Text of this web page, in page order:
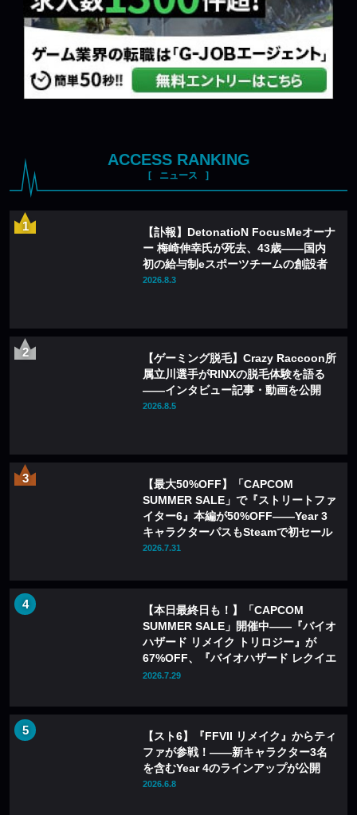
ACCESS RANKING
ニュース
【訃報】DetonatioN FocusMeオーナ
ー 梅崎伸幸氏が死去、43歳——国内
初の給与制eスポーツチームの創設者
2026.8.3
【ゲーミング脱毛】Crazy Raccoon所
属立川選手がRINXの脱毛体験を語る
——インタビュー記事・動画を公開
2026.8.5
【最大50%OFF】「CAPCOM
SUMMER SALE」で『ストリートファ
イター6』本編が50%OFF——Year 3
キャラクターパスもSteamで初セール
2026.7.31
【本日最終日も！】「CAPCOM
SUMMER SALE」開催中——『バイオ
ハザード リメイク トリロジー』が
67%OFF、『バイオハザード レクイエ
ム』も20%OFFに
2026.7.29
【スト6】『FFVII リメイク』からティ
ファが参戦！――新キャラクター3名
を含むYear 4のラインアップが公開
2026.6.8